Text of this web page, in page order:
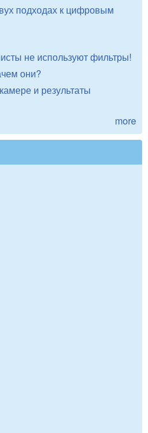
подходах к цифровым
не используют фильтры!
они?
и результаты
more